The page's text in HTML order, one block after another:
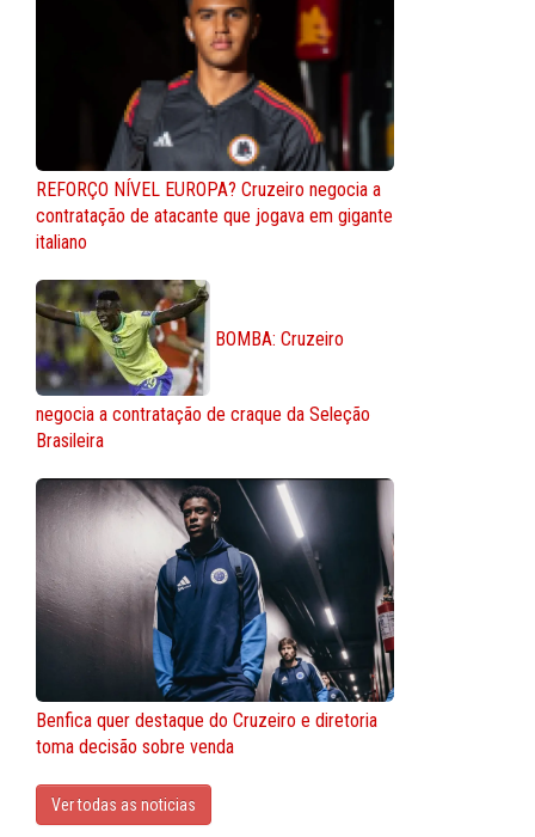
REFORÇO NÍVEL EUROPA? Cruzeiro negocia a
contratação de atacante que jogava em gigante
italiano
BOMBA: Cruzeiro
negocia a contratação de craque da Seleção
Brasileira
Benfica quer destaque do Cruzeiro e diretoria
toma decisão sobre venda
Ver todas as noticias